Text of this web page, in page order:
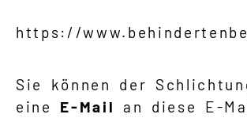
https://
Sie können der
eine E-Mail
an diese E-